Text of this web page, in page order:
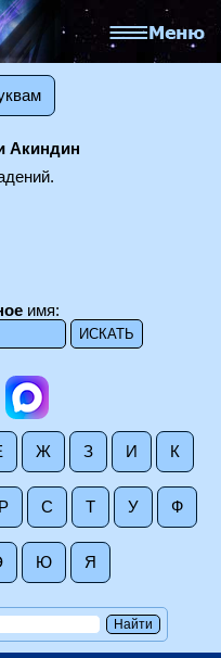
Акиндин
имя:
Ж З И К
Р С Т У Ф
Ю Я